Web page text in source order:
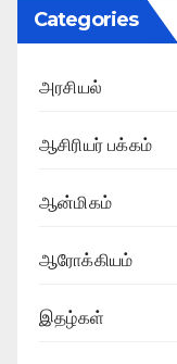
Categories
அரசியல்
ஆசிரியர் பக்கம்
ஆன்மிகம்
ஆரோக்கியம்
இதழ்கள்